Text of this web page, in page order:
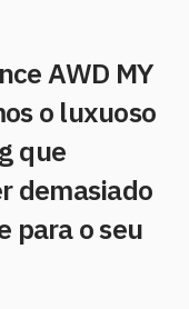
AWD MY
o luxuoso
que
demasiado
para o seu